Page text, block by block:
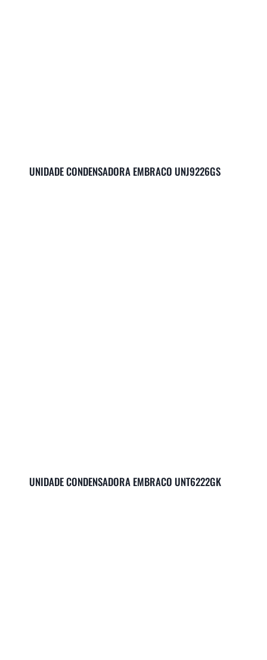
UNIDADE CONDENSADORA EMBRACO UNJ9226GS
UNIDADE CONDENSADORA EMBRACO UNT6222GK